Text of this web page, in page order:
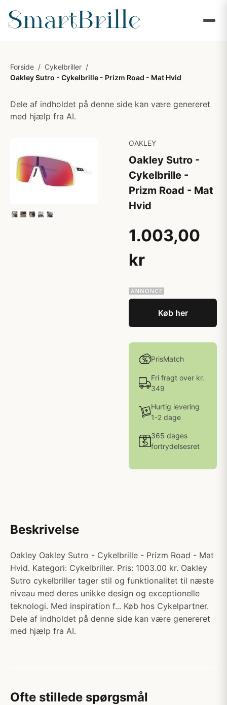
Forside / Cykelbriller /
Oakley Sutro - Cykelbrille - Prizm Road - Mat Hvid
Dele af indholdet på denne side kan være genereret
med hjælp fra AI.
OAKLEY
Oakley Sutro -
Cykelbrille -
Prizm Road - Mat
Hvid
1.003,00
kr
Køb her
PrisMatch
Fri fragt over kr.
349
Hurtig levering
1-2 dage
365 dages
fortrydelsesret
Beskrivelse
Oakley Oakley Sutro - Cykelbrille - Prizm Road - Mat
Hvid. Kategori: Cykelbriller. Pris: 1003.00 kr. Oakley
Sutro cykelbriller tager stil og funktionalitet til næste
niveau med deres unikke design og exceptionelle
teknologi. Med inspiration f... Køb hos Cykelpartner.
Dele af indholdet på denne side kan være genereret
med hjælp fra AI.
Ofte stillede spørgsmål